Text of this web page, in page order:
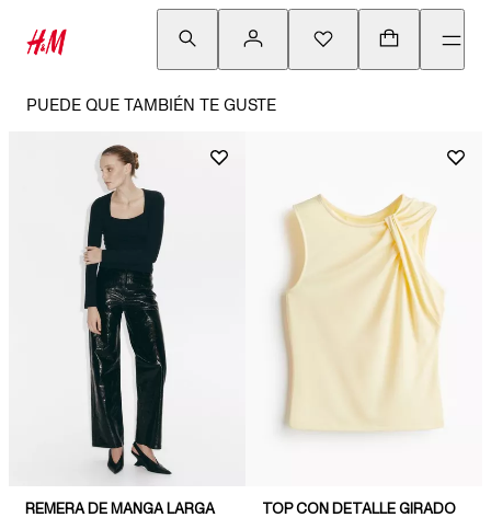
PUEDE QUE TAMBIÉN TE GUSTE
REMERA DE MANGA LARGA TOP CON DETALLE GIRADO